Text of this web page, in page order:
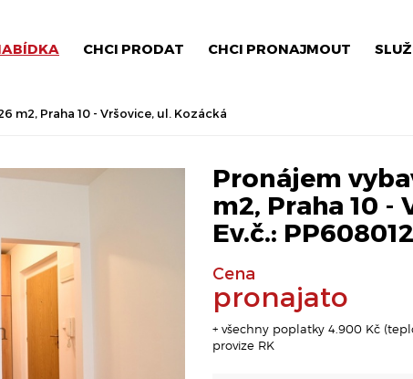
CHCI PRODAT CHCI PRONAJMOUT
m2, Praha 10 - Vršovice, ul. Kozácká
Pronájem
m2, Praha 10 -
Ev.č.:
Cena
pronajato
+ všechny poplatky 4.900 Kč
provize RK